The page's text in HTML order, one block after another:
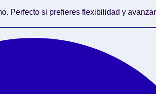
Perfecto si prefieres flexibilidad y